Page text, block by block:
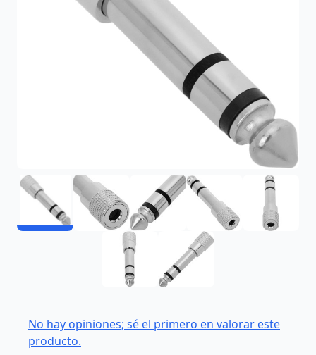
No hay opiniones; sé el primero en valorar este
producto.